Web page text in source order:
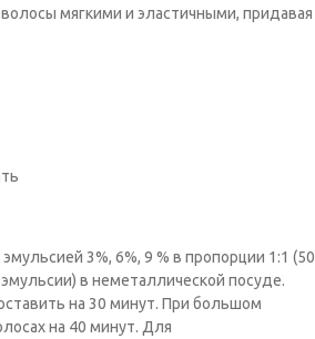
мягкими и эластичными, придавая
3%, 6%, 9 % в пропорции 1:1 (50
в неметаллической посуде.
на 30 минут. При большом
на 40 минут. Для